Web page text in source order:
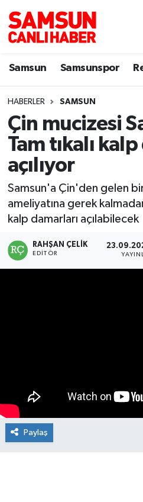
Samsun Samsunspor
HABERLER SAMSUN
Çin mucizesi
Tam tıkalı
açılıyor
Samsun'a Çin'den gelen
ameliyatına gerek
kalp damarları açılabilecek
RAHŞAN ÇELIK
EDITÖR
Paylaş
Samsun
Sokak Röportajları
Genel
Dünya
Eğitim
Sağlık
Yemek
Samsun Nöbetçi
Samsun Hava Durumu
Samsun Namaz Vakitleri
Samsun Trafik Yoğunluk
Süper Lig Puan Durumu
Tüm Manşetler
Son Dakika Haberleri
Haber Arşivi